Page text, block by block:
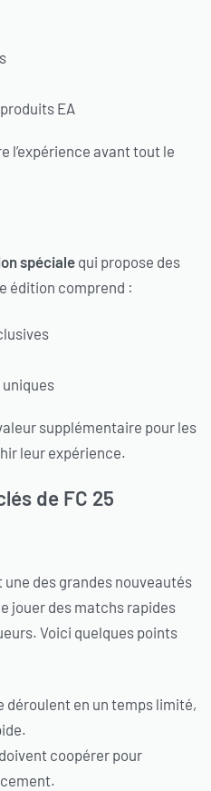
EA
l’expérience avant tout le
spécialequi propose des
édition comprend :
supplémentaire pour les
leur expérience.
de FC 25
une des grandes nouveautés
jouer des matchs rapides
Voici quelques points
déroulent en un temps limité,
coopérer pour